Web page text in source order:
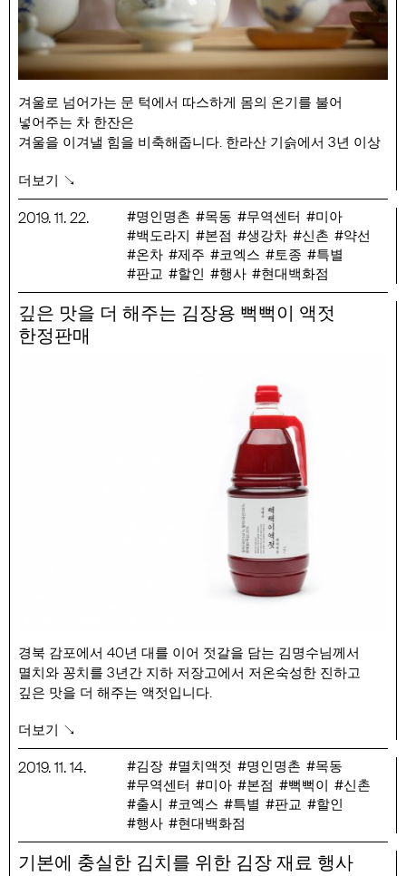
겨울로 넘어가는 문 턱에서 따스하게 몸의 온기를 불어
넣어주는 차 한잔은
겨울을 이겨낼 힘을 비축해줍니다. 한라산 기슭에서 3년 이상
토종 생강 만을 약선의 비법에 따라 제조한 생강차는 온기를
전달하기에 충분합니다.
행사 기간 : 11/22(금) ~ 12/1(일)
행사 품목 : 이기승 백도라지 분말 70g, 백도라지 분말꿀
200g, 이득자 약선생강차 200ml
더보기 ↘
2019.11.22. 명인명촌 목동 무역센터
미아
백도라지
본점 생강차 신촌
약선
온차
제주 코엑스 토종
특별
판교
할인 행사 현대백화점
깊은 맛을 더 해주는 김장용 뻑뻑이 액젓
한정판매
경북 감포에서 40년 대를 이어 젓갈을 담는 김명수님께서
멸치와 꽁치를 3년간 지하 저장고에서 저온숙성한 진하고
깊은 맛을 더 해주는 액젓입니다.
액젓으로 많이 사용하고, 최근에는 많은 고기집에서도 뻑뻑이
액젓을 함께 내서 멜젓이라는 이름의 장으로 쓰기도 합니다.
행사 기간 : 11/14(목) ~ 소진시까지 (김장시즌 300개 한정 상품)
행사 기간 : 11/14 (목) ~ 11/30 (토)
행사 품목 : 김명수 뻑뻑이 멸치액젓1.8L
행사 가격 : 35,100원 (정상가 39,000원)
더보기 ↘
2019.11.14. 김장 멸치액젓 명인명촌
목동
무역센터
미아 본점 뻑뻑이
신촌
출시
코엑스 특별 판교
할인
행사
현대백화점
기본에 충실한 김치를 위한 김장 재료 행사